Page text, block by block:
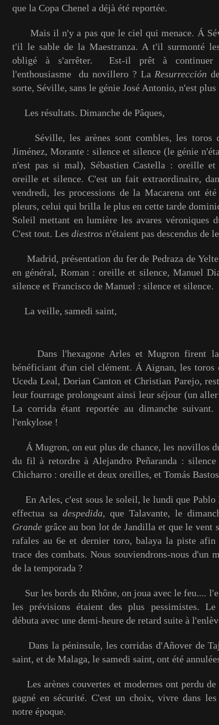
que la Copa Chenel a déjà été reportée.
Mais il n'y a pas que le ciel qui menace. Á
t'il le sable de la Maestranza. A t'il surmonté
obligé à s'arrêter. Est-il prêt à continuer
l'enthousiasme du novillero ? La Resurrección
sorte, Séville, sans le génie José Antonio, n'est
Les résultats. Dimanche de Pâques,
Séville, les arènes sont combles, les toros
Jiménez, Morante : silence et silence (le génie
n'est pas si mal), Sébastien Castella : oreille
oreille et silence. C'est un fait extraordinaire,
vendredi, les processions de la Macarena ont
pleurs, celui qui brilla le plus en cette tarde
Soleil mettant en lumière les avares véroniques
C'est tout. Les diestros n'étaient pas descendus de
Madrid, présentation du fer de Pedraza de
en général, Roman : oreille et silence, Manuel
silence et Francisco de Manuel : silence et silence.
La veille, samedi saint,
Dans l'hexagone Arles et Mugron firent la
bénéficiant d'un ciel clément. Á Aignan, les toros
Uceda Leal, Dorian Canton et Christian Parejo,
leur fourrage prolongeant ainsi leur séjour (un
La corrida étant reportée au dimanche
l'enkylose !
Á Mugron, on eut plus de chance, les novillos
du fil à retordre à Alejandro Peñaranda :
Chicharro : oreille et deux oreilles, et Tomás
En Arles, c'est sous le soleil, le lundi que Pablo
effectua sa despedida, que Talavante, le
Grande grâce au bon lot de Jandilla et que le vent
rafales au 6e et dernier toro, balaya la piste afin
trace des combats. Nous souviendrons-nous d'un
de la temporada ?
Sur les bords du Rhône, on joua avec le feu....
les prévisions étaient des plus pessimistes.
débuta avec une demi-heure de retard suite à
Dans la péninsule, les corridas d'Añover de
saint, et de Malaga, le samedi saint, ont été
Les arènes couvertes et modernes ont perdu
gagné en sécurité. C'est un choix, vivre dans
notre époque.